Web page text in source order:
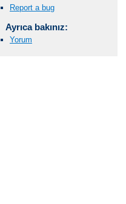
Report a bug
Ayrıca bakınız:
Yorum